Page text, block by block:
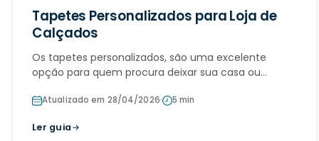
Tapetes Personalizados para Loja de
Calçados
Os tapetes personalizados, são uma excelente
opção para quem procura deixar sua casa ou
principalmente para estabelecimentos onde os
Atualizado em 28/04/2026· 5 min
Ler guia